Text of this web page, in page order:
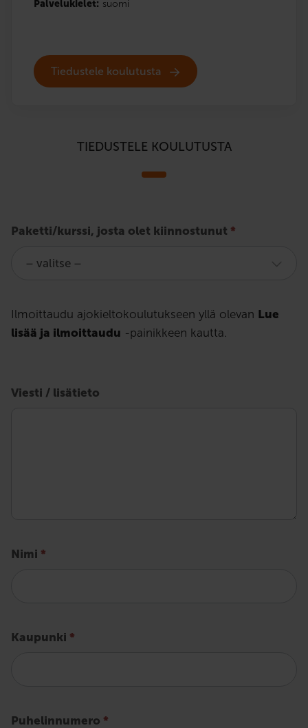
Palvelukielet: suomi
Tiedustele koulutusta
TIEDUSTELE KOULUTUSTA
Poliisin
määräämät
arvioinnit
-
Paketti/kurssi, josta olet kiinnostunut *
Ilmoittaudu ajokieltokoulutukseen yllä olevan Lue
lisää ja ilmoittaudu -painikkeen kautta.
Viesti / lisätieto
Nimi *
Kaupunki *
Puhelinnumero *